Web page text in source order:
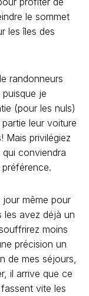
le sommet
les îles des
randonneurs
je
(pour les nuls)
leur voiture
Mais privilégiez
conviendra
jour même pour
les avez déjà un
moins
précision un
de mes séjours,
il arrive que ce
vite les